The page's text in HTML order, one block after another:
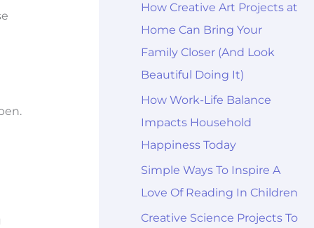
How Creative Art Projects at
Home Can Bring Your
Family Closer (And Look
Beautiful Doing It)
How Work-Life Balance
Impacts Household
Happiness Today
Simple Ways To Inspire A
Love Of Reading In Children
Creative Science Projects To